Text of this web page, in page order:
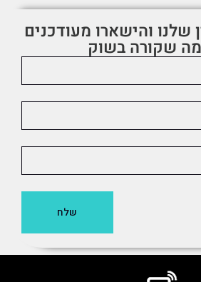
שלנו והישארו מעודכנים
שקורה בשוק
שלח